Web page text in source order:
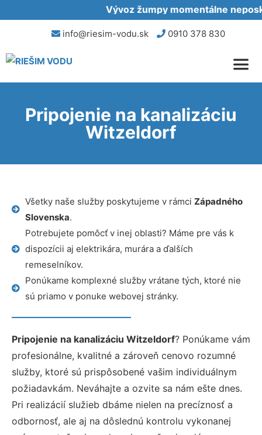
Vývoz žumpy momentálne
info@riesim-vodu.sk 0910 378 830
Pripojenie na kanalizáciu
Witzeldorf
Všetky naše služby poskytujeme v rámci Západného
Slovenska.
Potrebujete pomôcť v inej oblasti? Máme pre vás k
dispozícii aj elektrikára, murára a ďalších
remeselníkov.
Ponúkame komplexné služby vrátane tých, ktoré nie
sú priamo v ponuke webovej stránky.
Pripojenie na kanalizáciu Witzeldorf? Ponúkame vám
profesionálne, kvalitné a zároveň cenovo rozumné
služby, ktoré sú prispôsobené vašim individuálnym
požiadavkám. Neváhajte a ozvite sa nám ešte dnes.
Pri realizácií služieb dbáme nielen na precíznosť a
odbornosť, ale aj na dôslednú kontrolu vykonanej